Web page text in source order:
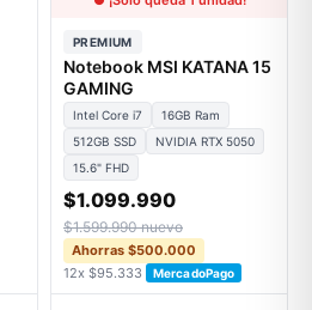
PREMIUM
Notebook MSI KATANA 15
GAMING
Intel Core i7
16GB Ram
512GB SSD
NVIDIA RTX 5050
15.6" FHD
$1.099.990
$1.599.990 nuevo
Ahorras $500.000
12x $95.333
MercadoPago